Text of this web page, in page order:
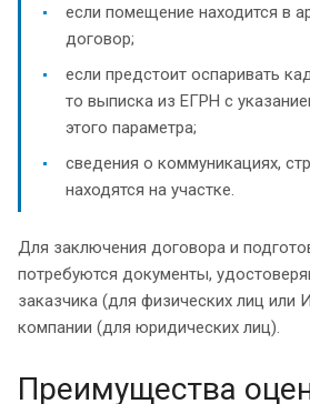
если помещение находится в
договор;
если предстоит оспаривать
то выписка из ЕГРН с
этого параметра;
сведения о коммуникациях,
находятся на участке.
Для заключения договора и
потребуются документы,
заказчика (для физических лиц или
компании (для юридических лиц).
Преимущества